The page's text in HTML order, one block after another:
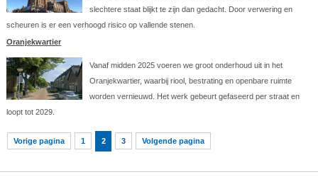
slechtere staat blijkt te zijn dan gedacht. Door verwering en
scheuren is er een verhoogd risico op vallende stenen.
Oranjekwartier
Vanaf midden 2025 voeren we groot onderhoud uit in het
Oranjekwartier, waarbij riool, bestrating en openbare ruimte
worden vernieuwd. Het werk gebeurt gefaseerd per straat en
loopt tot 2029.
Vorige pagina 1 2 3 Volgende pagina